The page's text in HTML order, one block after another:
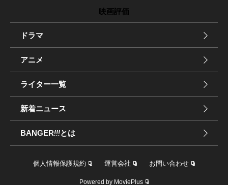
映画評価
ドラマ
アニメ
ライター一覧
新着ニュース
BANGER!!!とは
個人情報保護規約 運営会社 お問い合わせ
Powered by MoviePlus